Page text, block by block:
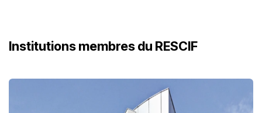
Institutions membres du RESCIF